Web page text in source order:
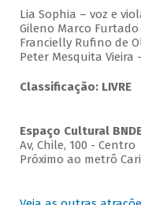
Lia Sophia – voz e
Gileno Marco
Francielly Rufino de
Peter Mesquita Vieira
Classificação: LIVRE
Espaço Cultural
Av, Chile, 100 - Centro
Próximo ao metrô